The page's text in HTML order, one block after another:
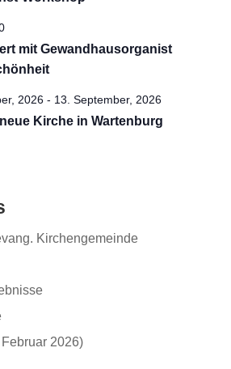
mit Gewandhausorganist
2026 - 13. September, 2026
Kirche in Wartenburg
Kirchengemeinde
2026)